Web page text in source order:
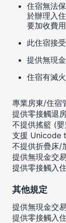
住宿無法
於辦理入
要加收費用
此住宿接
提供無現
住宿有滅
專業房東/住宿
提供零接觸退
不提供搖籃 (嬰
支援 Unicode
不提供折疊床/
提供無現金交易
提供零接觸入
其他規定
提供無現金交易
提供零接觸入